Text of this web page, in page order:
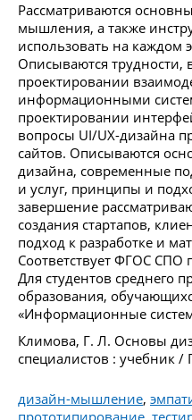
Рассматриваются
мышления, а также
использовать на каждом
Описываются
проектировании
информационными
проектировании
вопросы UI/UX-дизайна
сайтов. Описываются
дизайна, современные
и услуг, принципы и
завершение
создания стартапов,
подход к разработке и
Соответствует ФГОС СПО
Для студентов среднего
образования,
«Информационные
Климова, Г. Л. Основы
специалистов : учебник /
дизайн-мышление,